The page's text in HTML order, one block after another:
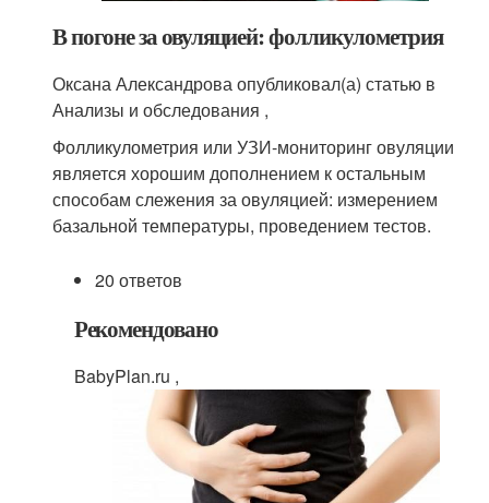
В погоне за овуляцией: фолликулометрия
Оксана Александрова опубликовал(а) статью в
Анализы и обследования ,
Фолликулометрия или УЗИ-мониторинг овуляции
является хорошим дополнением к остальным
способам слежения за овуляцией: измерением
базальной температуры, проведением тестов.
20 ответов
Рекомендовано
BabyPlan.ru ,